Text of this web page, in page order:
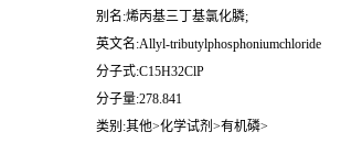
别名:烯丙基三丁基氯化膦;
英文名:Allyl-tributylphosphoniumchloride
分子式:C15H32ClP
分子量:278.841
类别:其他>化学试剂>有机磷>